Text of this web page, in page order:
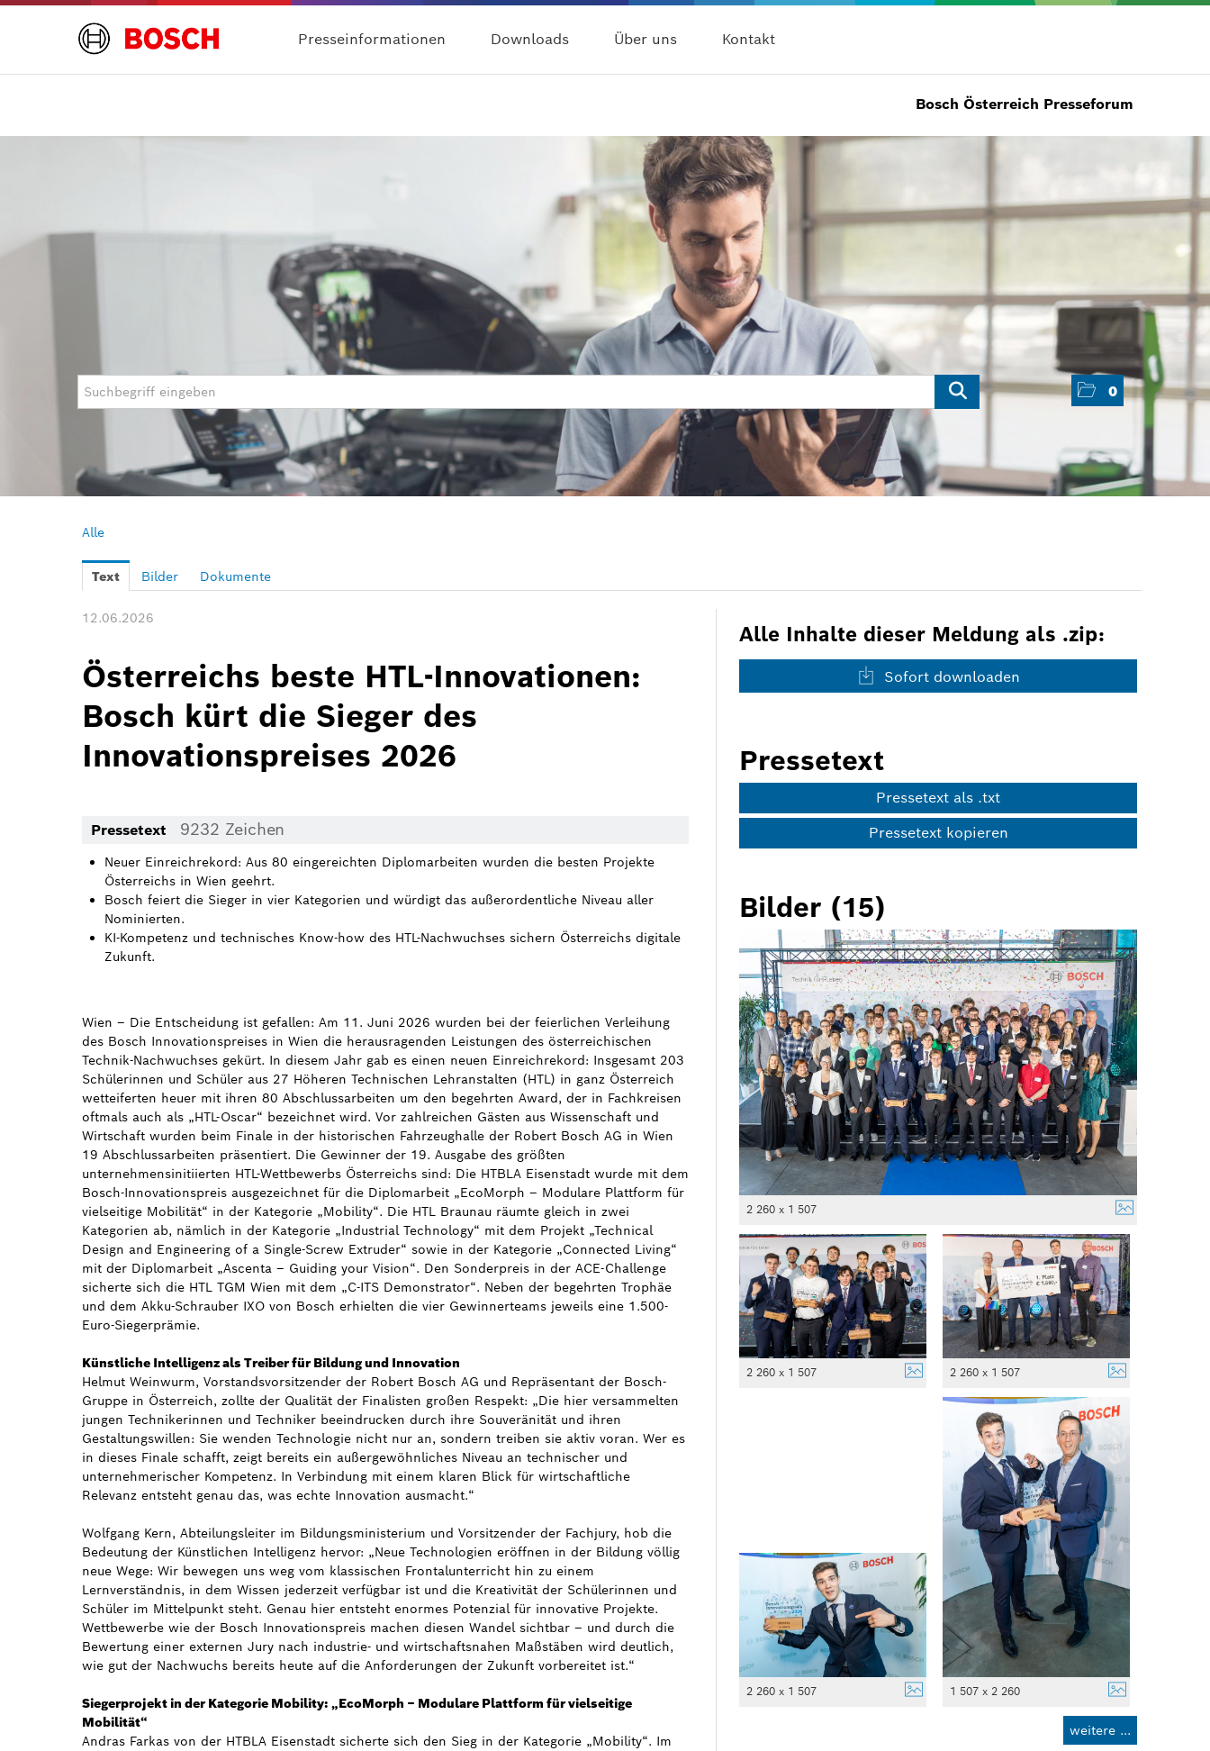
Presseinformationen Downloads Über uns Kontakt
0
Bosch Österreich Presseforum
Alle
Text Bilder Dokumente
12.06.2026
Österreichs beste HTL-Innovationen:
Bosch kürt die Sieger des
Innovationspreises 2026
Pressetext 9232 Zeichen
Neuer Einreichrekord: Aus 80 eingereichten Diplomarbeiten wurden die besten Projekte
Österreichs in Wien geehrt.
Bosch feiert die Sieger in vier Kategorien und würdigt das außerordentliche Niveau aller
Nominierten.
KI-Kompetenz und technisches Know-how des HTL-Nachwuchses sichern Österreichs digitale
Zukunft.
Wien – Die Entscheidung ist gefallen: Am 11. Juni 2026 wurden bei der feierlichen Verleihung
des Bosch Innovationspreises in Wien die herausragenden Leistungen des österreichischen
Technik-Nachwuchses gekürt. In diesem Jahr gab es einen neuen Einreichrekord: Insgesamt 203
Schülerinnen und Schüler aus 27 Höheren Technischen Lehranstalten (HTL) in ganz Österreich
wetteiferten heuer mit ihren 80 Abschlussarbeiten um den begehrten Award, der in Fachkreisen
oftmals auch als „HTL-Oscar“ bezeichnet wird. Vor zahlreichen Gästen aus Wissenschaft und
Wirtschaft wurden beim Finale in der historischen Fahrzeughalle der Robert Bosch AG in Wien
19 Abschlussarbeiten präsentiert. Die Gewinner der 19. Ausgabe des größten
unternehmensinitiierten HTL-Wettbewerbs Österreichs sind: Die HTBLA Eisenstadt wurde mit dem
Bosch-Innovationspreis ausgezeichnet für die Diplomarbeit „EcoMorph – Modulare Plattform für
vielseitige Mobilität“ in der Kategorie „Mobility“. Die HTL Braunau räumte gleich in zwei
Kategorien ab, nämlich in der Kategorie „Industrial Technology“ mit dem Projekt „Technical
Design and Engineering of a Single-Screw Extruder“ sowie in der Kategorie „Connected Living“
mit der Diplomarbeit „Ascenta – Guiding your Vision“. Den Sonderpreis in der ACE-Challenge
sicherte sich die HTL TGM Wien mit dem „C-ITS Demonstrator“. Neben der begehrten Trophäe
und dem Akku-Schrauber IXO von Bosch erhielten die vier Gewinnerteams jeweils eine 1.500-
Euro-Siegerprämie.
Künstliche Intelligenz als Treiber für Bildung und Innovation
Helmut Weinwurm, Vorstandsvorsitzender der Robert Bosch AG und Repräsentant der Bosch-
Gruppe in Österreich, zollte der Qualität der Finalisten großen Respekt: „Die hier versammelten
jungen Technikerinnen und Techniker beeindrucken durch ihre Souveränität und ihren
Gestaltungswillen: Sie wenden Technologie nicht nur an, sondern treiben sie aktiv voran. Wer es
in dieses Finale schafft, zeigt bereits ein außergewöhnliches Niveau an technischer und
unternehmerischer Kompetenz. In Verbindung mit einem klaren Blick für wirtschaftliche
Relevanz entsteht genau das, was echte Innovation ausmacht.“
Wolfgang Kern, Abteilungsleiter im Bildungsministerium und Vorsitzender der Fachjury, hob die
Bedeutung der Künstlichen Intelligenz hervor: „Neue Technologien eröffnen in der Bildung völlig
neue Wege: Wir bewegen uns weg vom klassischen Frontalunterricht hin zu einem
Lernverständnis, in dem Wissen jederzeit verfügbar ist und die Kreativität der Schülerinnen und
Schüler im Mittelpunkt steht. Genau hier entsteht enormes Potenzial für innovative Projekte.
Wettbewerbe wie der Bosch Innovationspreis machen diesen Wandel sichtbar – und durch die
Bewertung einer externen Jury nach industrie- und wirtschaftsnahen Maßstäben wird deutlich,
wie gut der Nachwuchs bereits heute auf die Anforderungen der Zukunft vorbereitet ist.“
Siegerprojekt in der Kategorie Mobility: „EcoMorph – Modulare Plattform für vielseitige
Mobilität“
Andras Farkas von der HTBLA Eisenstadt sicherte sich den Sieg in der Kategorie „Mobility“. Im
Alle Inhalte dieser Meldung als .zip:
Sofort downloaden
Pressetext
Pressetext als .txt
Pressetext kopieren
Bilder (15)
2 260 x 1 507
2 260 x 1 507 2 260 x 1 507
2 260 x 1 507 1 507 x 2 260
weitere ...